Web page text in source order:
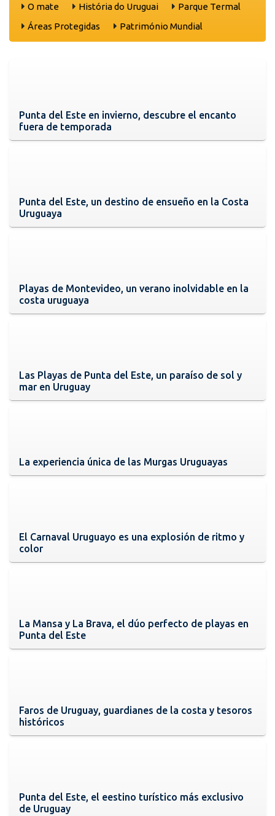
O mate História do Uruguai
Parque Termal
Áreas Protegidas
Património Mundial
Punta del Este en invierno, descubre el encanto
fuera de temporada
Punta del Este, un destino de ensueño en la Costa
Uruguaya
Playas de Montevideo, un verano inolvidable en la
costa uruguaya
Las Playas de Punta del Este, un paraíso de sol y
mar en Uruguay
La experiencia única de las Murgas Uruguayas
El Carnaval Uruguayo es una explosión de ritmo y
color
La Mansa y La Brava, el dúo perfecto de playas en
Punta del Este
Faros de Uruguay, guardianes de la costa y tesoros
históricos
Punta del Este, el eestino turístico más exclusivo
de Uruguay